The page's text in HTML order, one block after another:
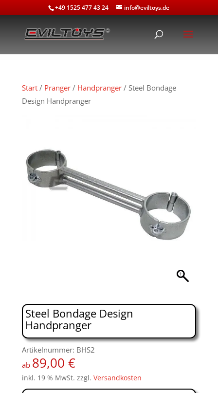
+49 1525 477 43 24 info@eviltoys.de
Start/ Pranger/ Handpranger/ Steel Bondage
Design Handpranger
Steel Bondage Design
Handpranger
Artikelnummer: BHS2
ab 89,00 €
inkl. 19 % MwSt. zzgl. Versandkosten